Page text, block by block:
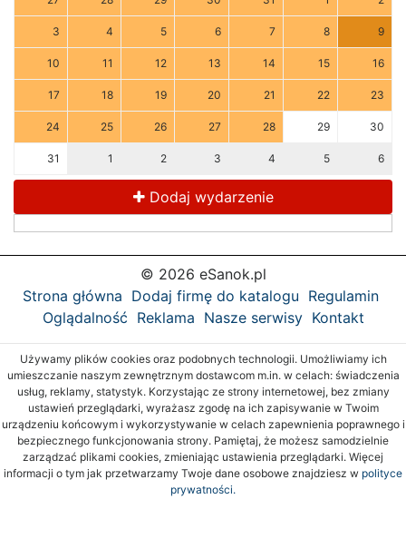
3 4 5 6 7 8 9
10 11 12 13 14 15 16
17 18 19 20 21 22 23
24 25 26 27 28 29 30
31 1 2 3 4 5 6
Dodaj wydarzenie
© 2026 eSanok.pl
Strona główna Dodaj firmę do katalogu Regulamin
Oglądalność Reklama Nasze serwisy Kontakt
Używamy plików cookies oraz podobnych technologii. Umożliwiamy ich
umieszczanie naszym zewnętrznym dostawcom m.in. w celach: świadczenia
usług, reklamy, statystyk. Korzystając ze strony internetowej, bez zmiany
ustawień przeglądarki, wyrażasz zgodę na ich zapisywanie w Twoim
urządzeniu końcowym i wykorzystywanie w celach zapewnienia poprawnego i
bezpiecznego funkcjonowania strony. Pamiętaj, że możesz samodzielnie
zarządzać plikami cookies, zmieniając ustawienia przeglądarki. Więcej
informacji o tym jak przetwarzamy Twoje dane osobowe znajdziesz w polityce
prywatności.